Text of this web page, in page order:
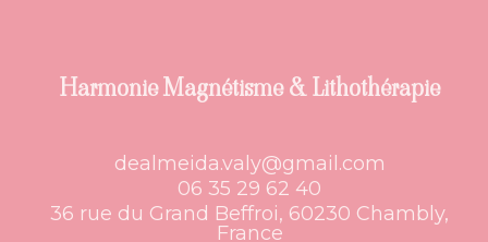
Harmonie Magnétisme & Lithothérapie
dealmeida.valy@gmail.com
06 35 29 62 40
36 rue du Grand Beffroi, 60230 Chambly,
France